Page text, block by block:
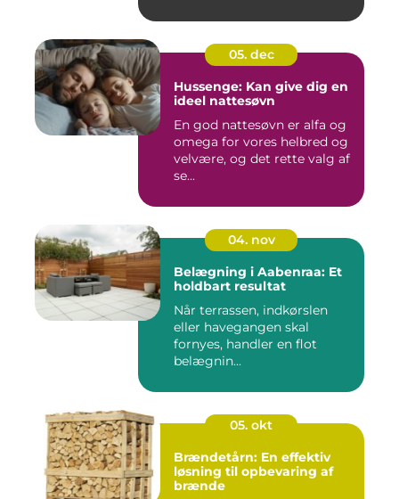
05. dec
Hussenge: Kan give dig en
ideel nattesøvn
En god nattesøvn er alfa og
omega for vores helbred og
velvære, og det rette valg af
se...
04. nov
Belægning i Aabenraa: Et
holdbart resultat
Når terrassen, indkørslen
eller havegangen skal
fornyes, handler en flot
belægnin...
05. okt
Brændetårn: En effektiv
løsning til opbevaring af
brænde